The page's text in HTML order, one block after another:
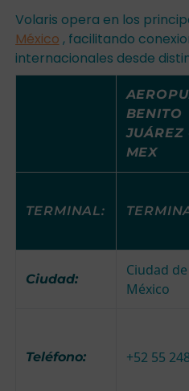
Volaris opera en los
México , facilitando
internacionales desde
BENITO
JUÁREZ
MEX
TERMINAL:
Ciudad:
Ciudad de
México
Teléfono: +52 55